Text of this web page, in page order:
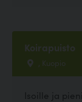
Koirapuisto
, Kuopio
Isoille ja